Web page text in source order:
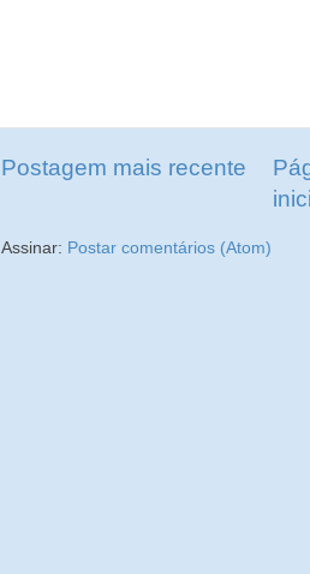
Postagem mais recente
Assinar: Postar comentários (Atom)